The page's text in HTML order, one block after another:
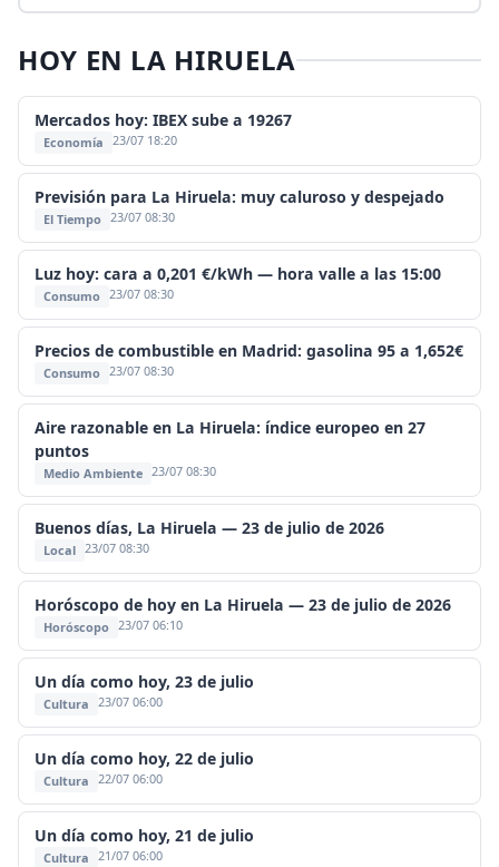
HOY EN LA HIRUELA
Mercados hoy: IBEX sube a 19267
Economía 23/07 18:20
Previsión para La Hiruela: muy caluroso y despejado
El Tiempo 23/07 08:30
Luz hoy: cara a 0,201 €/kWh — hora valle a las 15:00
Consumo 23/07 08:30
Precios de combustible en Madrid: gasolina 95 a 1,652€
Consumo 23/07 08:30
Aire razonable en La Hiruela: índice europeo en 27
puntos
Medio Ambiente 23/07 08:30
Buenos días, La Hiruela — 23 de julio de 2026
Local 23/07 08:30
Horóscopo de hoy en La Hiruela — 23 de julio de 2026
Horóscopo 23/07 06:10
Un día como hoy, 23 de julio
Cultura 23/07 06:00
Un día como hoy, 22 de julio
Cultura 22/07 06:00
Un día como hoy, 21 de julio
Cultura 21/07 06:00